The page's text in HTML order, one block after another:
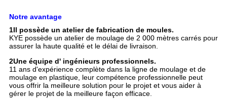
Notre avantage
1Il possède un atelier de fabrication de moules.
KYE possède un atelier de moulage de 2 000 mètres carrés pour
assurer la haute qualité et le délai de livraison.
2Une équipe d' ingénieurs professionnels.
11 ans d'expérience complète dans la ligne de moulage et de
moulage en plastique, leur compétence professionnelle peut
vous offrir la meilleure solution pour le projet et vous aider à
gérer le projet de la meilleure façon efficace.